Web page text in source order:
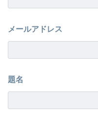
メールアドレス
題名